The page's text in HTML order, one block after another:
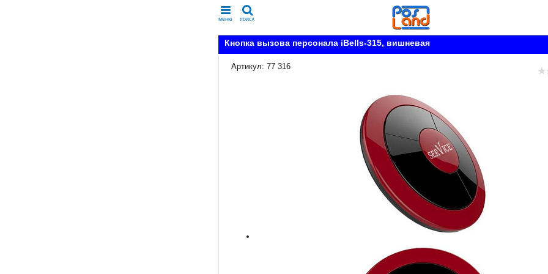
меню поиск
Кнопка вызова персонала iBells-315, вишневая
Артикул: 77 316